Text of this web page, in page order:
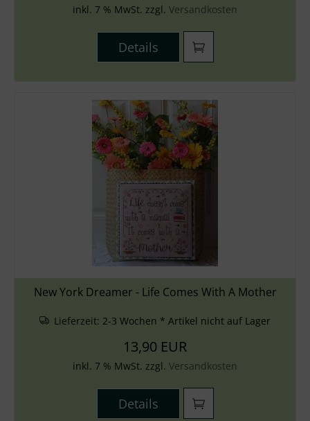
inkl. 7 % MwSt. zzgl. Versandkosten
Details
New York Dreamer - Life Comes With A Mother
Lieferzeit: 2-3 Wochen * Artikel nicht auf Lager
13,90 EUR
inkl. 7 % MwSt. zzgl. Versandkosten
Details